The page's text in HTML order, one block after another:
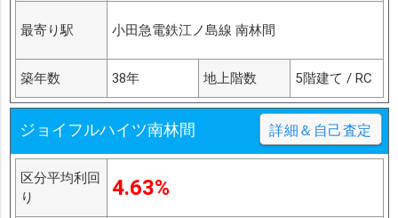
最寄り駅 小田急電鉄江ノ島線 南林間
築年数 38年 地上階数 5階建て / RC
ジョイフルハイツ南林間 詳細＆自己査定
区分平均利回
り
4.63%